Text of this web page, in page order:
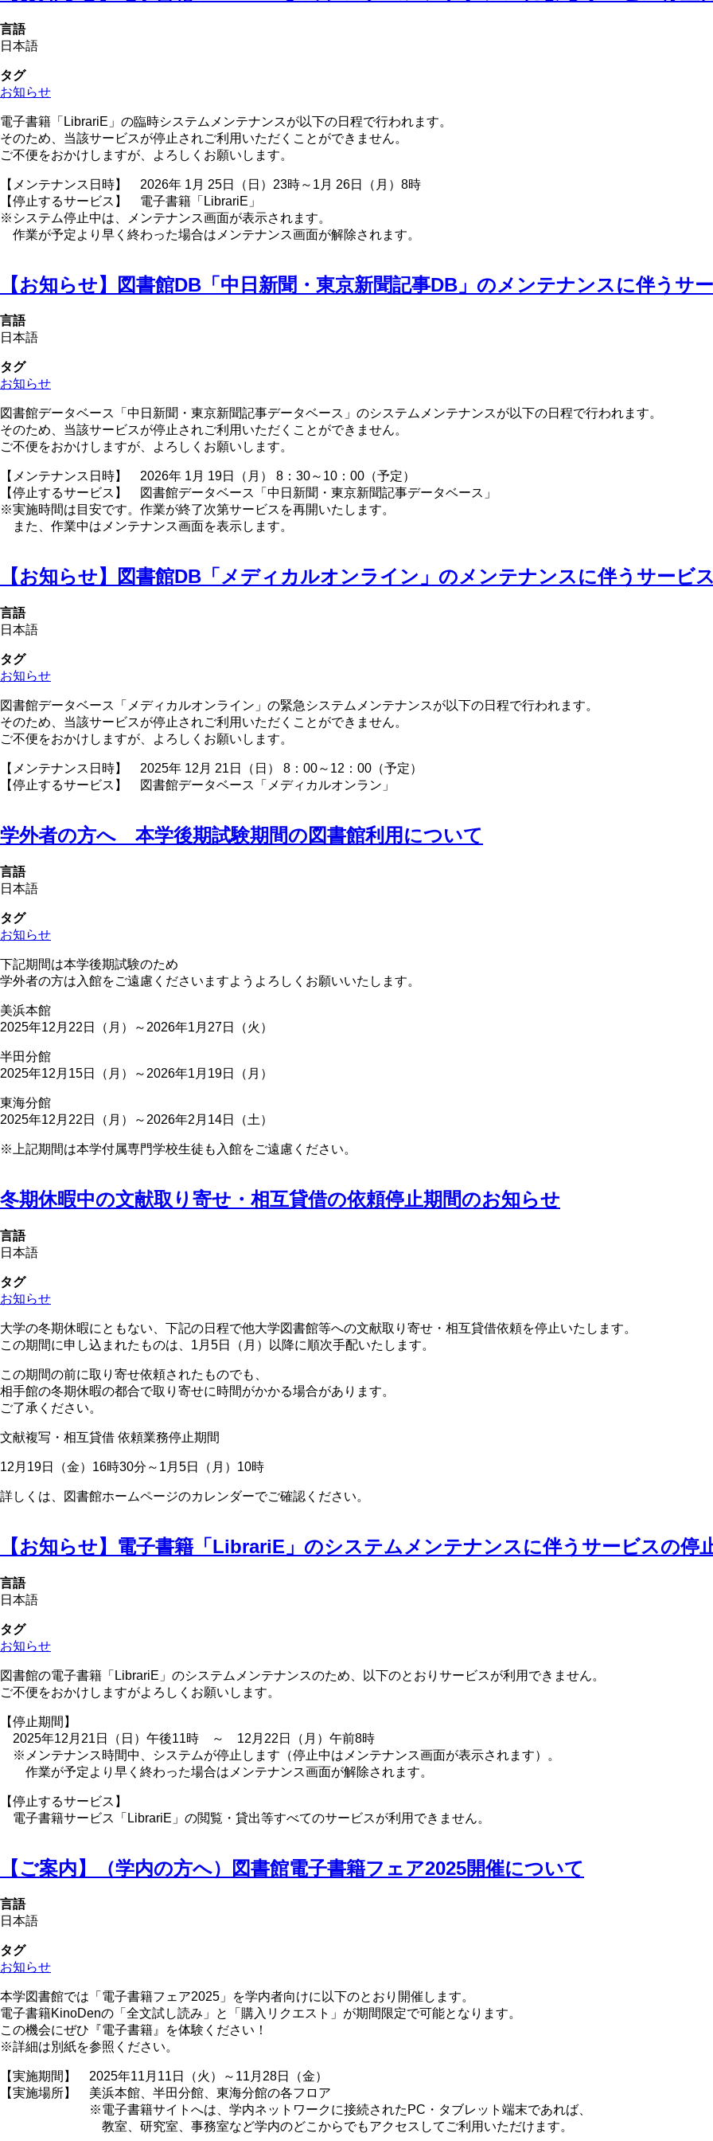
言語
日本語
タグ
お知らせ
電子書籍「LibrariE」の臨時システムメンテナンスが以下の日程で行われます。
そのため、当該サービスが停止されご利用いただくことができません。
ご不便をおかけしますが、よろしくお願いします。
【メンテナンス日時】 2026年 1月 25日（日）23時～1月 26日（月）8時
【停止するサービス】 電子書籍「LibrariE」
※システム停止中は、メンテナンス画面が表示されます。
作業が予定より早く終わった場合はメンテナンス画面が解除されます。
【お知らせ】図書館DB「中日新聞・東京新聞記事DB」のメンテナンスに伴うサ
言語
日本語
タグ
お知らせ
図書館データベース「中日新聞・東京新聞記事データベース」のシステムメンテナンスが以下の日程で行われます。
そのため、当該サービスが停止されご利用いただくことができません。
ご不便をおかけしますが、よろしくお願いします。
【メンテナンス日時】 2026年 1月 19日（月） 8：30～10：00（予定）
【停止するサービス】 図書館データベース「中日新聞・東京新聞記事データベース」
※実施時間は目安です。作業が終了次第サービスを再開いたします。
また、作業中はメンテナンス画面を表示します。
【お知らせ】図書館DB「メディカルオンライン」のメンテナンスに伴うサービ
言語
日本語
タグ
お知らせ
図書館データベース「メディカルオンライン」の緊急システムメンテナンスが以下の日程で行われます。
そのため、当該サービスが停止されご利用いただくことができません。
ご不便をおかけしますが、よろしくお願いします。
【メンテナンス日時】 2025年 12月 21日（日） 8：00～12：00（予定）
【停止するサービス】 図書館データベース「メディカルオンラン」
学外者の方へ 本学後期試験期間の図書館利用について
言語
日本語
タグ
お知らせ
下記期間は本学後期試験のため
学外者の方は入館をご遠慮くださいますようよろしくお願いいたします。
美浜本館
2025年12月22日（月）～2026年1月27日（火）
半田分館
2025年12月15日（月）～2026年1月19日（月）
東海分館
2025年12月22日（月）～2026年2月14日（土）
※上記期間は本学付属専門学校生徒も入館をご遠慮ください。
冬期休暇中の文献取り寄せ・相互貸借の依頼停止期間のお知らせ
言語
日本語
タグ
お知らせ
大学の冬期休暇にともない、下記の日程で他大学図書館等への文献取り寄せ・相互貸借依頼を停止いたします。
この期間に申し込まれたものは、1月5日（月）以降に順次手配いたします。
この期間の前に取り寄せ依頼されたものでも、
相手館の冬期休暇の都合で取り寄せに時間がかかる場合があります。
ご了承ください。
文献複写・相互貸借 依頼業務停止期間
12月19日（金）16時30分～1月5日（月）10時
詳しくは、図書館ホームページのカレンダーでご確認ください。
【お知らせ】電子書籍「LibrariE」のシステムメンテナンスに伴うサービスの停
言語
日本語
タグ
お知らせ
図書館の電子書籍「LibrariE」のシステムメンテナンスのため、以下のとおりサービスが利用できません。
ご不便をおかけしますがよろしくお願いします。
【停止期間】
2025年12月21日（日）午後11時 ～ 12月22日（月）午前8時
※メンテナンス時間中、システムが停止します（停止中はメンテナンス画面が表示されます）。
作業が予定より早く終わった場合はメンテナンス画面が解除されます。
【停止するサービス】
電子書籍サービス「LibrariE」の閲覧・貸出等すべてのサービスが利用できません。
【ご案内】（学内の方へ）図書館電子書籍フェア2025開催について
言語
日本語
タグ
お知らせ
本学図書館では「電子書籍フェア2025」を学内者向けに以下のとおり開催します。
電子書籍KinoDenの「全文試し読み」と「購入リクエスト」が期間限定で可能となります。
この機会にぜひ『電子書籍』を体験ください！
※詳細は別紙を参照ください。
【実施期間】 2025年11月11日（火）～11月28日（金）
【実施場所】 美浜本館、半田分館、東海分館の各フロア
※電子書籍サイトへは、学内ネットワークに接続されたPC・タブレット端末であれば、
教室、研究室、事務室など学内のどこからでもアクセスしてご利用いただけます。